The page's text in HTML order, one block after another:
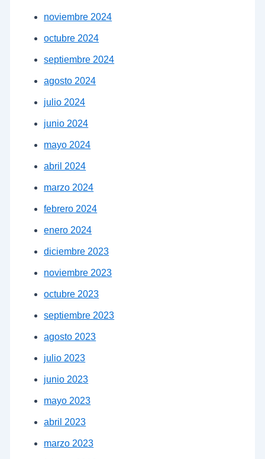
noviembre 2024
octubre 2024
septiembre 2024
agosto 2024
julio 2024
junio 2024
mayo 2024
abril 2024
marzo 2024
febrero 2024
enero 2024
diciembre 2023
noviembre 2023
octubre 2023
septiembre 2023
agosto 2023
julio 2023
junio 2023
mayo 2023
abril 2023
marzo 2023